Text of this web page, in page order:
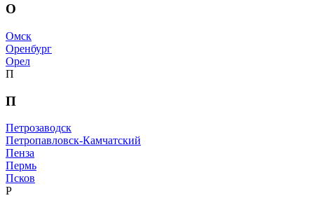
О
Омск
Оренбург
Орел
П
П
Петрозаводск
Петропавловск-Камчатский
Пенза
Пермь
Псков
Р